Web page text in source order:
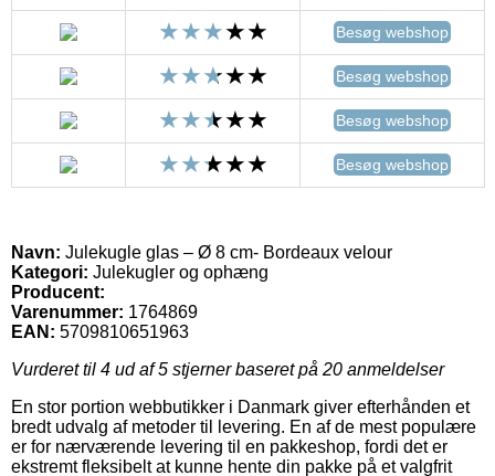
Besøg webshop
Besøg webshop
Besøg webshop
Besøg webshop
Navn: Julekugle glas – Ø 8 cm- Bordeaux velour
Kategori: Julekugler og ophæng
Producent:
Varenummer: 1764869
EAN: 5709810651963
Vurderet til 4 ud af 5 stjerner baseret på 20 anmeldelser
En stor portion webbutikker i Danmark giver efterhånden et
bredt udvalg af metoder til levering. En af de mest populære
er for nærværende levering til en pakkeshop, fordi det er
ekstremt fleksibelt at kunne hente din pakke på et valgfrit